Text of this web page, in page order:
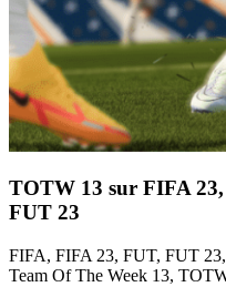
TOTW 13 sur FIFA 23,
FUT 23
FIFA, FIFA 23, FUT, FUT
Team Of The Week 13,